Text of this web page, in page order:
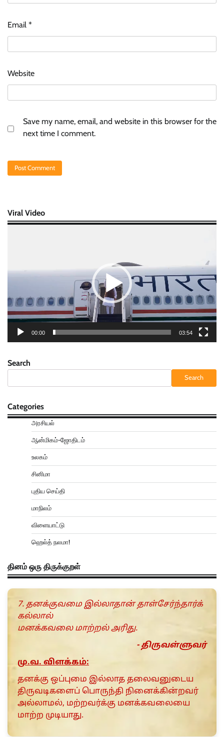
Email *
Website
Save my name, email, and website in this browser for the
next time I comment.
Viral Video
00:00 03:54
Search
Search
Categories
அரசியல்
ஆன்மிகம்-ஜோதிடம்
உலகம்
சினிமா
புதிய செய்தி
மாநிலம்
விளையாட்டு
ஹெல்த் நலமா!
தினம் ஒரு திருக்குறள்
7. தனக்குவமை இல்லாதான் தாள்சேர்ந்தார்க்
கல்லால்
மனக்கவலை மாற்றல் அரிது.
- திருவள்ளுவர்
மு.வ. விளக்கம்:
தனக்கு ஒப்புமை இல்லாத தலைவனுடைய
திருவடிகளைப் பொருந்தி நினைக்கின்றவர்
அல்லாமல், மற்றவர்க்கு மனக்கவலையை
மாற்ற முடியாது.